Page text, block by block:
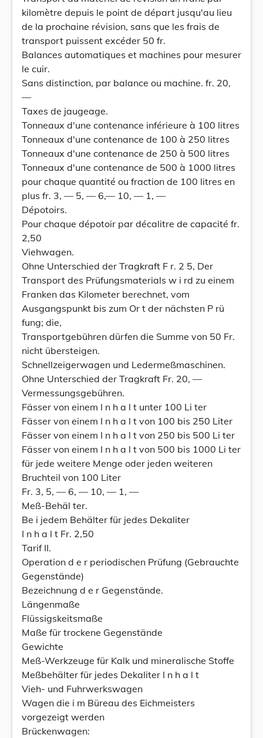
kilomètre depuis le point de départ jusqu'au lieu
de la prochaine révision, sans que les frais de
transport puissent excéder 50 fr.
Balances automatiques et machines pour mesurer
le cuir.
Sans distinction, par balance ou machine. fr. 20,
—
Taxes de jaugeage.
Tonneaux d'une contenance inférieure à 100 litres
Tonneaux d'une contenance de 100 à 250 litres
Tonneaux d'une contenance de 250 à 500 litres
Tonneaux d'une contenance de 500 à 1000 litres
pour chaque quantité ou fraction de 100 litres en
plus fr. 3, — 5, — 6,— 10, — 1, —
Dépotoirs.
Pour chaque dépotoir par décalitre de capacité fr.
2,50
Viehwagen.
Ohne Unterschied der Tragkraft F r. 2 5, Der
Transport des Prüfungsmaterials w i rd zu einem
Franken das Kilometer berechnet, vom
Ausgangspunkt bis zum Or t der nächsten P rü
fung; die,
Transportgebühren dürfen die Summe von 50 Fr.
nicht übersteigen.
Schnellzeigerwagen und Ledermeßmaschinen.
Ohne Unterschied der Tragkraft Fr. 20, —
Vermessungsgebühren.
Fässer von einem I n h a l t unter 100 Li ter
Fässer von einem I n h a l t von 100 bis 250 Liter
Fässer von einem I n h a l t von 250 bis 500 Li ter
Fässer von einem I n h a l t von 500 bis 1000 Li ter
für jede weitere Menge oder jeden weiteren
Bruchteil von 100 Liter
Fr. 3, 5, — 6, — 10, — 1, —
Meß-Behäl ter.
Be i jedem Behälter für jedes Dekaliter
I n h a l t Fr. 2,50
Tarif II.
Operation d e r periodischen Prüfung (Gebrauchte
Gegenstände)
Bezeichnung d e r Gegenstände.
Längenmaße
Flüssigskeitsmaße
Maße für trockene Gegenstände
Gewichte
Meß-Werkzeuge für Kalk und mineralische Stoffe
Meßbehälter für jedes Dekaliter I n h a l t
Vieh- und Fuhrwerkswagen
Wagen die i m Büreau des Eichmeisters
vorgezeigt werden
Brückenwagen: